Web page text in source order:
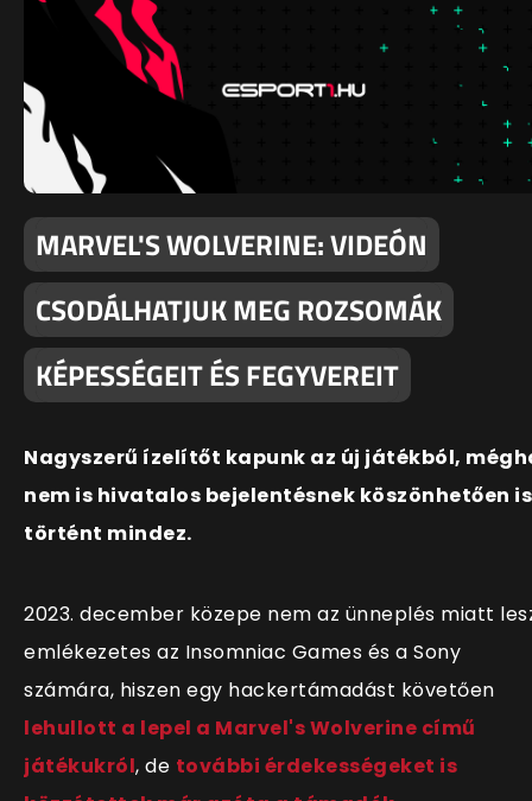
MARVEL'S WOLVERINE: VIDEÓN
CSODÁLHATJUK MEG ROZSOMÁK
KÉPESSÉGEIT ÉS FEGYVEREIT
Nagyszerű ízelítőt kapunk az új játékból,
nem is hivatalos bejelentésnek köszönhetően is
történt mindez.
2023. december közepe nem az ünneplés miatt
emlékezetes az Insomniac Games és a Sony
számára, hiszen egy hackertámadást követően
lehullott a lepel a Marvel's Wolverine című
játékukról, de további érdekességeket is